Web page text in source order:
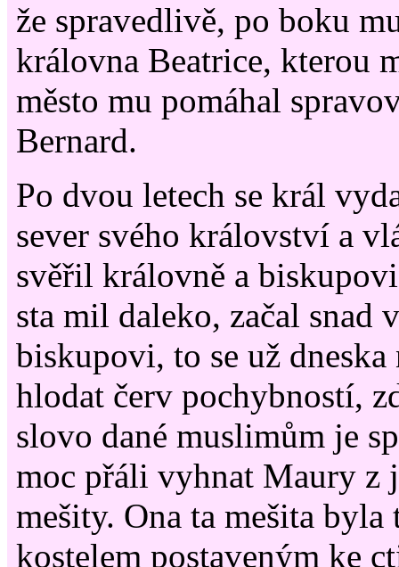
že spravedlivě, po boku
královna Beatrice, kterou
město mu pomáhal
Bernard.
Po dvou letech se král
sever svého království a
svěřil královně a
sta mil daleko, začal snad
biskupovi, to se už
hlodat červ pochybností,
slovo dané muslimům je
moc přáli vyhnat Maury z
mešity. Ona ta mešita
kostelem postaveným ke